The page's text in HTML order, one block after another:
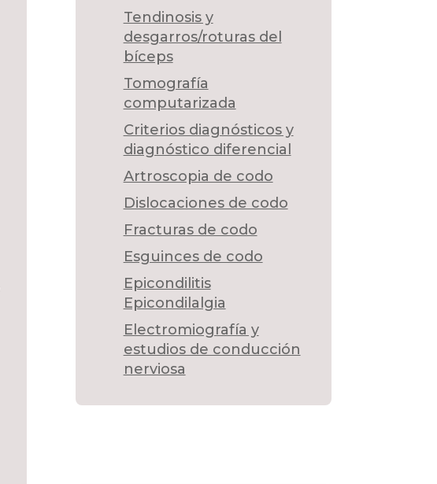
Tendinosis y
desgarros/roturas del
bíceps
Tomografía
computarizada
Criterios diagnósticos y
diagnóstico diferencial
Artroscopia de codo
Dislocaciones de codo
Fracturas de codo
Esguinces de codo
Epicondilitis
Epicondilalgia
Electromiografía y
estudios de conducción
nerviosa